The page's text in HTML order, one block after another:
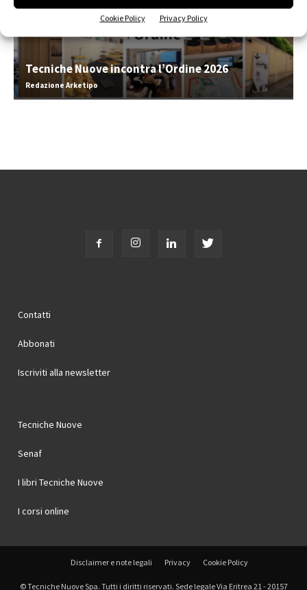
Cookie Policy Privacy Policy
Tecniche Nuove incontra l’Ordine 2026
Redazione Arketipo
Contatti
Abbonati
Iscriviti alla newsletter
Tecniche Nuove
Senaf
I libri Tecniche Nuove
I corsi online
Disclaimer e note legali Privacy Cookie Policy
© Tecniche Nuove Spa. Tutti i diritti riservati. Sede legale Via Eritrea 21 - 20157